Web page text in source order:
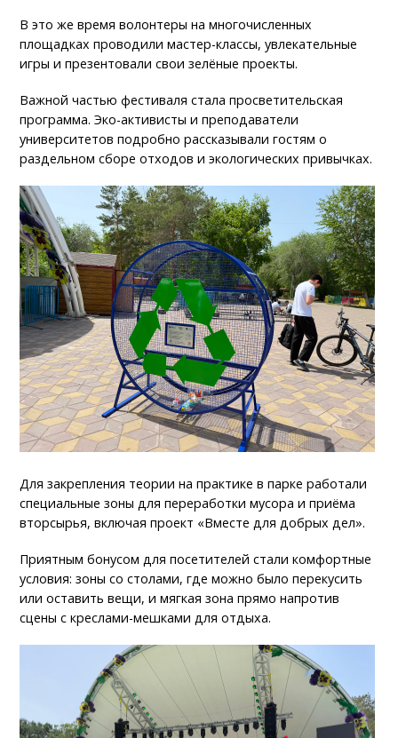
В это же время волонтеры на многочисленных
площадках проводили мастер-классы, увлекательные
игры и презентовали свои зелёные проекты.
Важной частью фестиваля стала просветительская
программа. Эко-активисты и преподаватели
университетов подробно рассказывали гостям о
раздельном сборе отходов и экологических привычках.
Для закрепления теории на практике в парке работали
специальные зоны для переработки мусора и приёма
вторсырья, включая проект «Вместе для добрых дел».
Приятным бонусом для посетителей стали комфортные
условия: зоны со столами, где можно было перекусить
или оставить вещи, и мягкая зона прямо напротив
сцены с креслами-мешками для отдыха.